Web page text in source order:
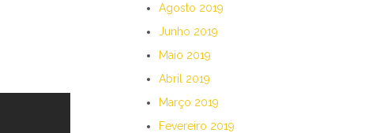
Agosto 2019
Junho 2019
Maio 2019
Abril 2019
Março 2019
Fevereiro 2019